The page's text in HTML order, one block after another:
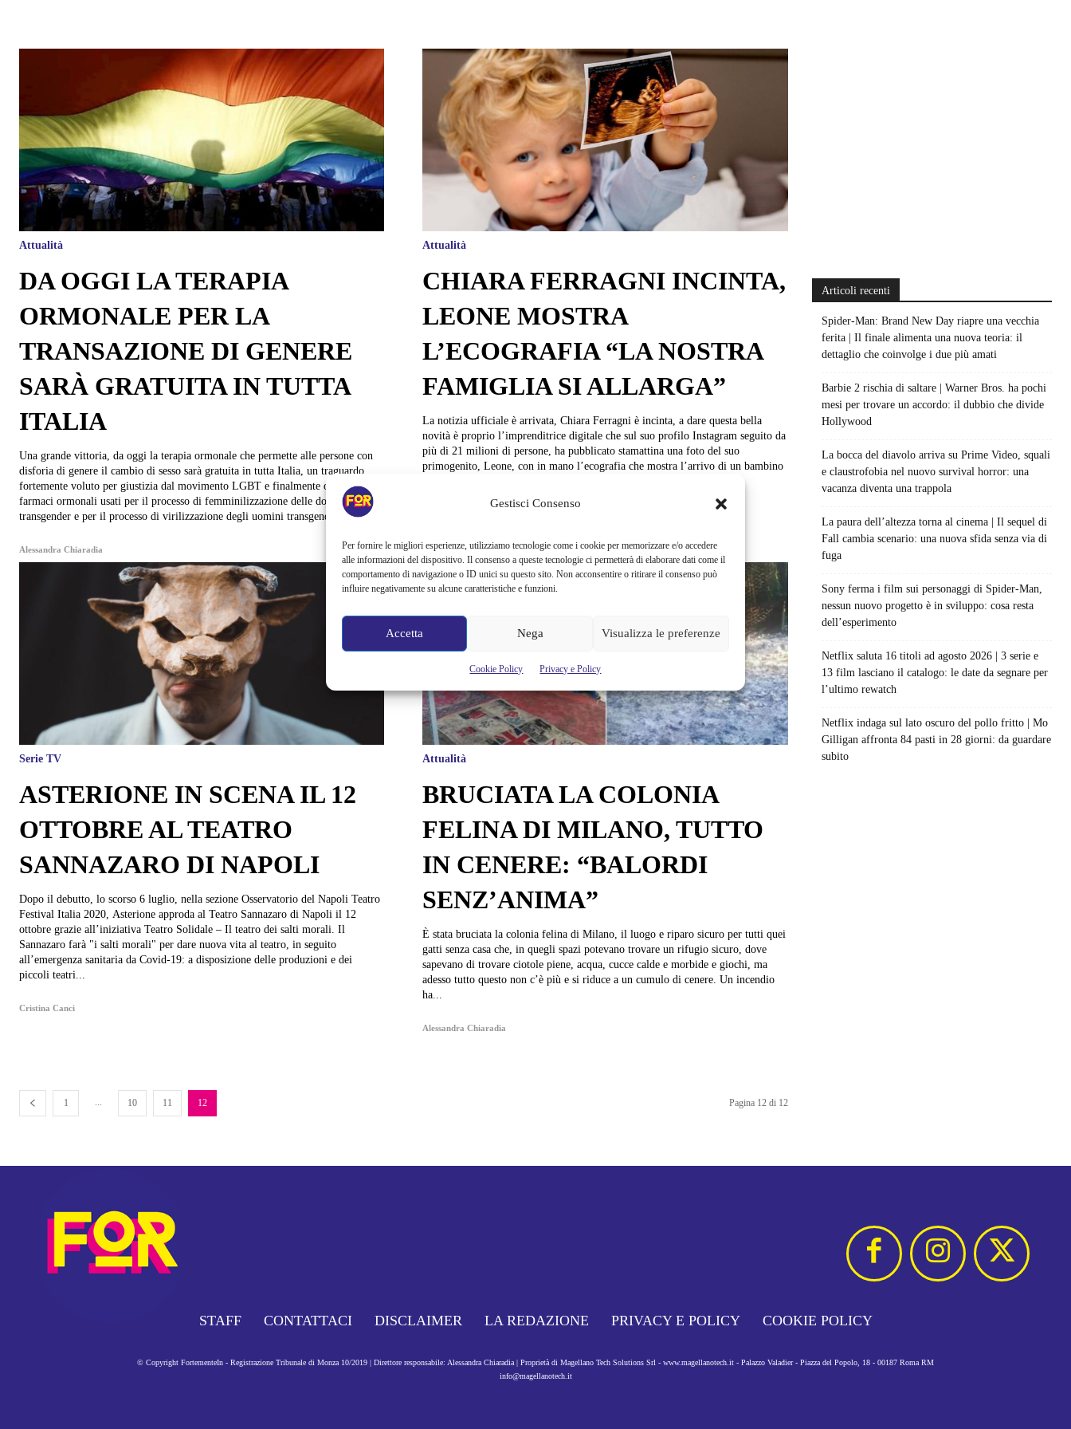
Gestisci Consenso
Per fornire le migliori esperienze, utilizziamo tecnologie come i cookie per memorizzare e/o accedere
alle informazioni del dispositivo. Il consenso a queste tecnologie ci permetterà di elaborare dati come il
comportamento di navigazione o ID unici su questo sito. Non acconsentire o ritirare il consenso può
influire negativamente su alcune caratteristiche e funzioni.
Accetta Nega Visualizza le preferenze
Cookie Policy Privacy e Policy
Attualità
DA OGGI LA TERAPIA
ORMONALE PER LA
TRANSAZIONE DI GENERE
SARÀ GRATUITA IN TUTTA
ITALIA
Una grande vittoria, da oggi la terapia ormonale che permette alle persone con
disforia di genere il cambio di sesso sarà gratuita in tutta Italia, un traguardo
fortemente voluto per giustizia dal movimento LGBT e finalmente ottenuto. I
farmaci ormonali usati per il processo di femminilizzazione delle donne
transgender e per il processo di virilizzazione degli uomini transgender sono...
Alessandra Chiaradia
Attualità
CHIARA FERRAGNI INCINTA,
LEONE MOSTRA
L’ECOGRAFIA “LA NOSTRA
FAMIGLIA SI ALLARGA”
La notizia ufficiale è arrivata, Chiara Ferragni è incinta, a dare questa bella
novità è proprio l’imprenditrice digitale che sul suo profilo Instagram seguito da
più di 21 milioni di persone, ha pubblicato stamattina una foto del suo
primogenito, Leone, con in mano l’ecografia che mostra l’arrivo di un bambino
Serie TV
ASTERIONE IN SCENA IL 12
OTTOBRE AL TEATRO
SANNAZARO DI NAPOLI
Dopo il debutto, lo scorso 6 luglio, nella sezione Osservatorio del Napoli Teatro
Festival Italia 2020, Asterione approda al Teatro Sannazaro di Napoli il 12
ottobre grazie all’iniziativa Teatro Solidale – Il teatro dei salti morali. Il
Sannazaro farà "i salti morali" per dare nuova vita al teatro, in seguito
all’emergenza sanitaria da Covid-19: a disposizione delle produzioni e dei
piccoli teatri...
Cristina Canci
Attualità
BRUCIATA LA COLONIA
FELINA DI MILANO, TUTTO
IN CENERE: “BALORDI
SENZ’ANIMA”
È stata bruciata la colonia felina di Milano, il luogo e riparo sicuro per tutti quei
gatti senza casa che, in quegli spazi potevano trovare un rifugio sicuro, dove
sapevano di trovare ciotole piene, acqua, cucce calde e morbide e giochi, ma
adesso tutto questo non c’è più e si riduce a un cumulo di cenere. Un incendio
ha...
Alessandra Chiaradia
1 ... 10 11 12 Pagina 12 di 12
Articoli recenti
Spider-Man: Brand New Day riapre una vecchia
ferita | Il finale alimenta una nuova teoria: il
dettaglio che coinvolge i due più amati
Barbie 2 rischia di saltare | Warner Bros. ha pochi
mesi per trovare un accordo: il dubbio che divide
Hollywood
La bocca del diavolo arriva su Prime Video, squali
e claustrofobia nel nuovo survival horror: una
vacanza diventa una trappola
La paura dell’altezza torna al cinema | Il sequel di
Fall cambia scenario: una nuova sfida senza via di
fuga
Sony ferma i film sui personaggi di Spider-Man,
nessun nuovo progetto è in sviluppo: cosa resta
dell’esperimento
Netflix saluta 16 titoli ad agosto 2026 | 3 serie e
13 film lasciano il catalogo: le date da segnare per
l’ultimo rewatch
Netflix indaga sul lato oscuro del pollo fritto | Mo
Gilligan affronta 84 pasti in 28 giorni: da guardare
subito
STAFF CONTATTACI DISCLAIMER LA REDAZIONE PRIVACY E POLICY COOKIE POLICY
© Copyright FortementeIn - Registrazione Tribunale di Monza 10/2019 | Direttore responsabile: Alessandra Chiaradia | Proprietà di Magellano Tech Solutions Srl - www.magellanotech.it - Palazzo Valadier - Piazza del Popolo, 18 - 00187 Roma RM
info@magellanotech.it